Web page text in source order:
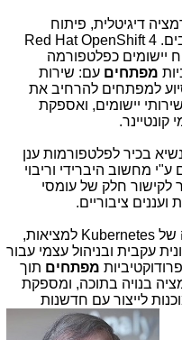
דיגיטלית, פיתוח
Red Hat OpenShift 4
יישומים כפלטפורמה
מפתחים עם: שירות
למפתחים להרחיב את
יישומים, ואספקת
קונטיינר.
בכיר לפלטפורמות ענן
ע"י מחשוב היברידי וריבוי
לקישור חלק של עומסי
ועננים ציבוריים.
של Kubernetes למציאות,
עקבית ובניהול עצמי עבור
מפתחים תוך
בנויה בתוכה, ומספקת
לייצור עם חדשנות